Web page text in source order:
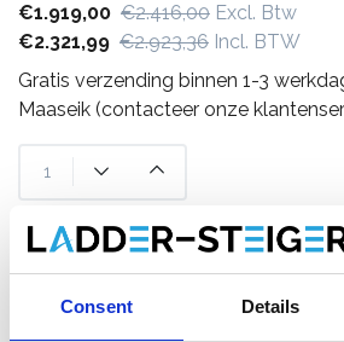
Consent Details
€1.919,00 €2.416,00 Excl. Btw
€2.321,99 €2.923,36 Incl. BTW
Gratis verzending binnen 1-3
Maaseik (contacteer onze
Toevoegen aan
Toevoegen aan